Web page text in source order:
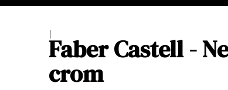
|
Faber Castell -
crom